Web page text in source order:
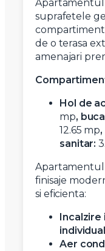
Apartamentul
suprafetele
de o terasa
amenajari
Hol de
mp, b
12.65 mp,
sanitar:
Apartamentul
finisaje
si eficienta:
individual
Aer